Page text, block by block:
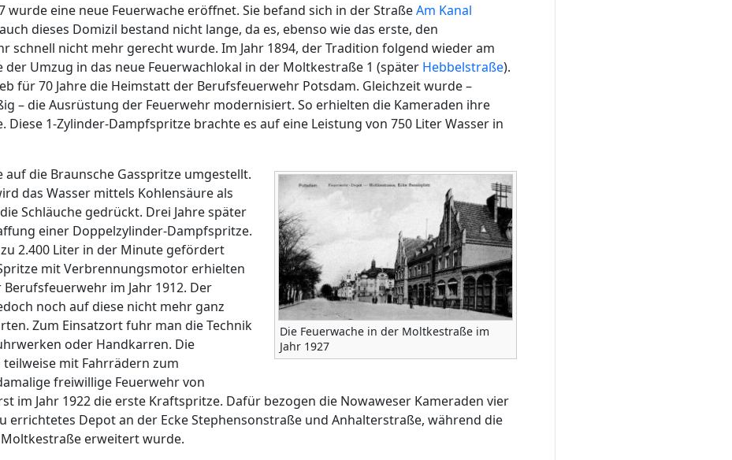
wurde eine neue Feuerwache eröffnet. Sie befand sich in der StraßeAm Kanal
dieses Domizil bestand nicht lange, da es, ebenso wie das erste, den
schnell nicht mehr gerecht wurde. Im Jahr 1894, der Tradition folgend wieder am
der Umzug in das neue Feuerwachlokal in der Moltkestraße 1 (später Hebbelstraße).
für 70 Jahre die Heimstatt der Berufsfeuerwehr Potsdam. Gleichzeit wurde –
– die Ausrüstung der Feuerwehr modernisiert. So erhielten die Kameraden ihre
Diese 1-Zylinder-Dampfspritze brachte es auf eine Leistung von 750 Liter Wasser in
Die Feuerwache in der Moltkestraße im
Jahr 1927
auf die Braunsche Gasspritze umgestellt.
das Wasser mittels Kohlensäure als
Schläuche gedrückt. Drei Jahre später
einer Doppelzylinder-Dampfspritze.
2.400 Liter in der Minute gefördert
mit Verbrennungsmotor erhielten
im Jahr 1912. Der
noch auf diese nicht mehr ganz
Zum Einsatzort fuhr man die Technik
oder Handkarren. Die
mit Fahrrädern zum
freiwillige Feuerwehr von
im Jahr 1922 die erste Kraftspritze. Dafür bezogen die Nowaweser Kameraden vier
errichtetes Depot an der Ecke Stephensonstraße und Anhalterstraße, während die
erweitert wurde.